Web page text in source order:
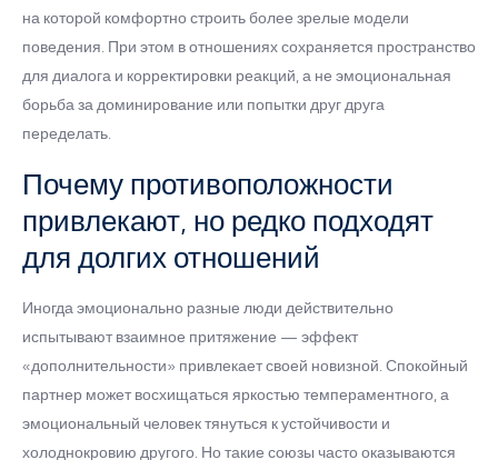
на которой комфортно строить более зрелые модели
поведения. При этом в отношениях сохраняется пространство
для диалога и корректировки реакций, а не эмоциональная
борьба за доминирование или попытки друг друга
переделать.
Почему противоположности
привлекают, но редко подходят
для долгих отношений
Иногда эмоционально разные люди действительно
испытывают взаимное притяжение — эффект
«дополнительности» привлекает своей новизной. Спокойный
партнер может восхищаться яркостью темпераментного, а
эмоциональный человек тянуться к устойчивости и
холоднокровию другого. Но такие союзы часто оказываются